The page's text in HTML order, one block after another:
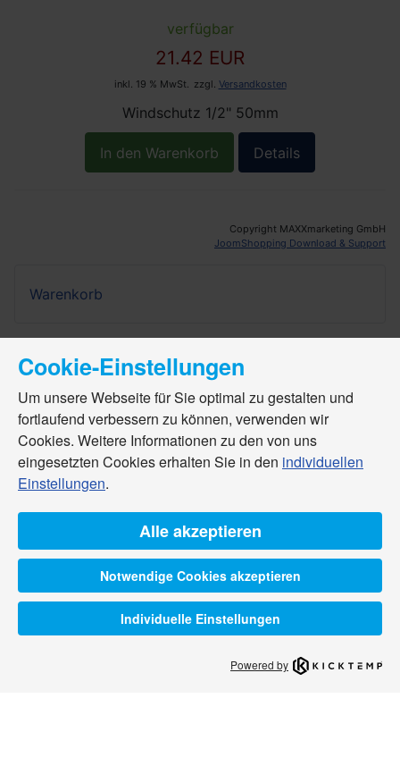
verfügbar
21.42 EUR
inkl. 19 % MwSt. zzgl. Versandkosten
Windschutz 1/2" 50mm
In den Warenkorb Details
Copyright MAXXmarketing GmbH
JoomShopping Download & Support
Warenkorb
Cookie-Einstellungen
Um unsere Webseite für Sie optimal zu gestalten und
fortlaufend verbessern zu können, verwenden wir
Cookies. Weitere Informationen zu den von uns
eingesetzten Cookies erhalten Sie in den individuellen
Einstellungen.
Alle akzeptieren
Notwendige Cookies akzeptieren
Individuelle Einstellungen
Powered by